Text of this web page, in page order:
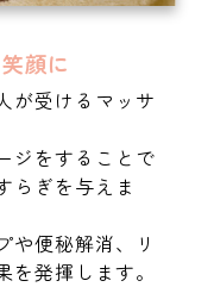
顔に
が受けるマッサ
ジをすることで
らぎを与えま
や便秘解消、リ
発揮します。
面市